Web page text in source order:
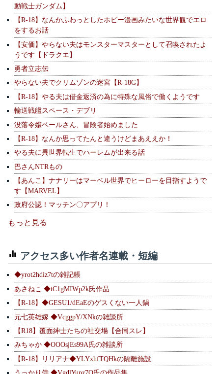
動戦士ガンダム】
【R-18】なんかふわっとしたホビー漫画みたいな世界観でエロ
をするお話
【安価】やらない夫はモンスターマスターとして召喚されたよ
うです【ドラクエ】
勇者立志伝
やらない夫でクリムゾンの迷宮【R-18G】
【R-18】やる夫は借金返済の為に特殊な風俗で働くようです
輸送戦艦スペース・デブリ
没落令嬢ベールさん、冒険者始めました
【R-18】なんか思ってたんと違うけどまあええか！
やる夫に異世界転生でハーレムが出来る話
巴さんNTRもの
【あんこ】ナナリーはマーベル世界でヒーローを目指すようで
す【MARVEL】
政府公認！マッチン〇アプリ！
もっと見る
アクセス多い作者名連載・短編
◆yrot2hdiz7tの雑記帳
あさねこ ◆tC1gMIWp2k氏作品
【R-18】◆GESU1/dEaEのゲスくない一人鍋
元七英雄嫁 ◆VcggpY/XNkの雑談所
【R18】覆面紳士たちの社交場【合同スレ】
みちゃか ◆OOOsjEs99A氏の雑談所
【R-18】リリアナ◆YLYxhfTQHkの隔離施設